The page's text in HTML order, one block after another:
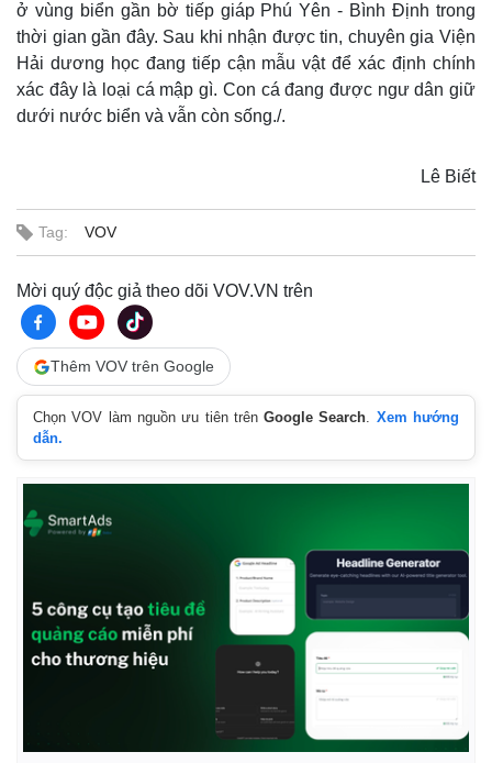
Cuộc sống đó đây
Hồ sơ
Multimedia
Video
Ảnh
E-Magazine
Infographic
ở vùng biển gần bờ tiếp giáp Phú Yên - Bình Định trong
thời gian gần đây. Sau khi nhận được tin, chuyên gia Viện
Hải dương học đang tiếp cận mẫu vật để xác định chính
xác đây là loại cá mập gì. Con cá đang được ngư dân giữ
dưới nước biển và vẫn còn sống./.
Lê Biết
Tag: VOV
Mời quý độc giả theo dõi VOV.VN trên
Thêm VOV trên Google
Chọn VOV làm nguồn ưu tiên trênGoogle Search. Xem hướng
dẫn.